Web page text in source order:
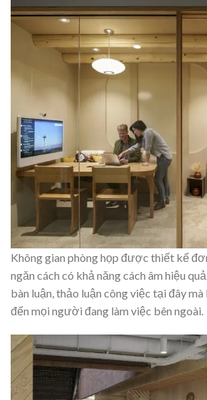
Không gian phòng họp được thiết kế
ngăn cách có khả năng cách âm hiệu
bàn luận, thảo luận công việc tại đây
đến mọi người đang làm việc bên ngoài.